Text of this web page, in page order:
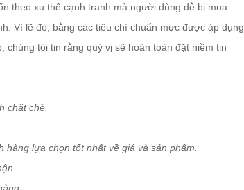
theo xu thế cạnh tranh mà người dùng dễ bị mua
Vì lẽ đó, bằng các tiêu chí chuẩn mực được áp dụng
chúng tôi tin rằng quý vị sẽ hoàn toàn đặt niềm tin
chặt chẽ.
lựa chọn tốt nhất về giá và sản phẩm.